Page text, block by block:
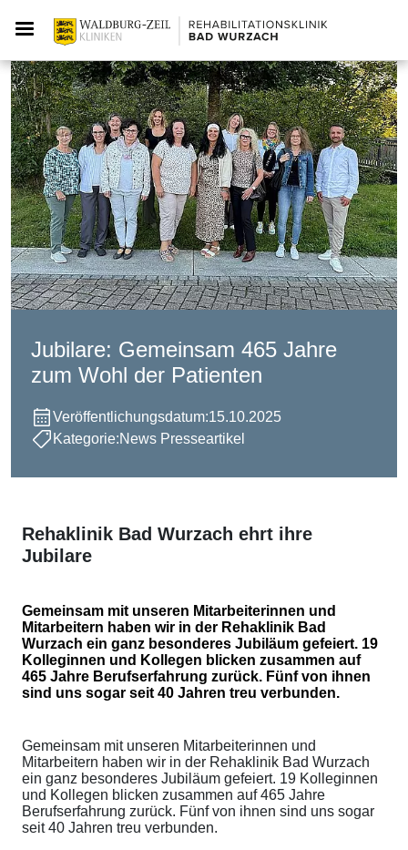
Jubilare: Gemeinsam 465 Jahre
zum Wohl der Patienten
Veröffentlichungsdatum:15.10.2025
Kategorie:News Presseartikel
Rehaklinik Bad Wurzach ehrt ihre
Jubilare
Gemeinsam mit unseren Mitarbeiterinnen und
Mitarbeitern haben wir in der Rehaklinik Bad
Wurzach ein ganz besonderes Jubiläum gefeiert. 19
Kolleginnen und Kollegen blicken zusammen auf
465 Jahre Berufserfahrung zurück. Fünf von ihnen
sind uns sogar seit 40 Jahren treu verbunden.
Gemeinsam mit unseren Mitarbeiterinnen und
Mitarbeitern haben wir in der Rehaklinik Bad Wurzach
ein ganz besonderes Jubiläum gefeiert. 19 Kolleginnen
und Kollegen blicken zusammen auf 465 Jahre
Berufserfahrung zurück. Fünf von ihnen sind uns sogar
seit 40 Jahren treu verbunden.